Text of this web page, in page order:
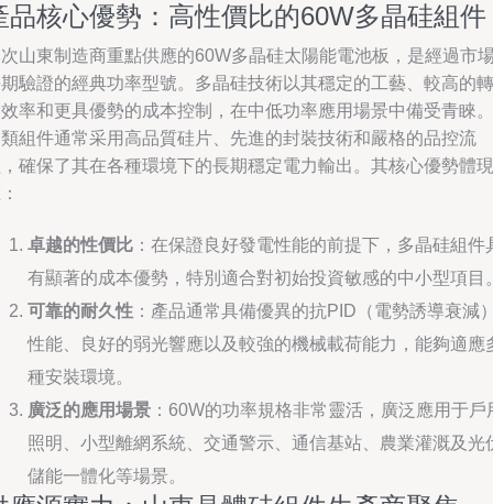
品核心優勢：高性價比的60W多晶硅組件
山東制造商重點供應的60W多晶硅太陽能電池板，是經過市
驗證的經典功率型號。多晶硅技術以其穩定的工藝、較高的轉
率和更具優勢的成本控制，在中低功率應用場景中備受青睞。
組件通常采用高品質硅片、先進的封裝技術和嚴格的品控流
確保了其在各種環境下的長期穩定電力輸出。其核心優勢體現
卓越的性價比 ：在保證良好發電性能的前提下，多晶硅組件
有顯著的成本優勢，特別適合對初始投資敏感的中小型項目
可靠的耐久性 ：產品通常具備優異的抗PID（電勢誘導衰減
性能、良好的弱光響應以及較強的機械載荷能力，能夠適應
種安裝環境。
廣泛的應用場景 ：60W的功率規格非常靈活，廣泛應用于戶
照明、小型離網系統、交通警示、通信基站、農業灌溉及光
儲能一體化等場景。